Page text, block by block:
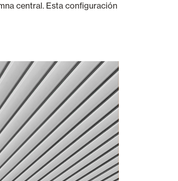
central. Esta configuración